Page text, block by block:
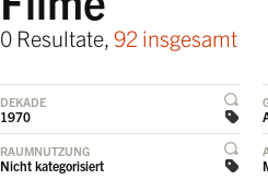
0 Resultate, 92 insgesamt
DEKADE
1970
RAUMNUTZUNG
Nicht kategorisiert